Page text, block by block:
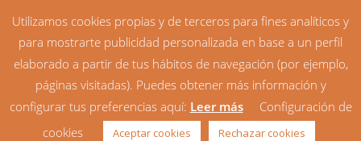
Magníficat
Utilizamos cookies propias y de terceros para fines analíticos y
para mostrarte publicidad personalizada en base a un perfil
elaborado a partir de tus hábitos de navegación (por ejemplo,
páginas visitadas). Puedes obtener más información y
configurar tus preferencias aquí: Leer más
Configuración de
cookies
Aceptar cookies Rechazar cookies